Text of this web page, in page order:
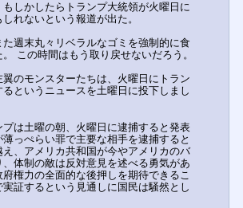
しかしたらトランプ大統領が火曜日に
れないという報道が出た。
た週末丸々リベラルなゴミを強制的に食
この時間はもう取り戻せないだろう。
のモンスターたちは、火曜日にトラン
というニュースを土曜日に投下しまし
プは土曜の朝、火曜日に逮捕すると発表
っぺらい罪で主要な相手を逮捕すると
え、アメリカ共和国が今やアメリカのバ
体制の敵は反対意見を述べる勇気があ
権力の全面的な後押しを期待できるこ
実証するという見通しに国民は騒然とし